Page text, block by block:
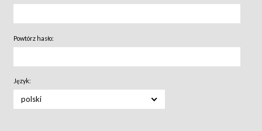
Powtórz hasło:
Język:
polski